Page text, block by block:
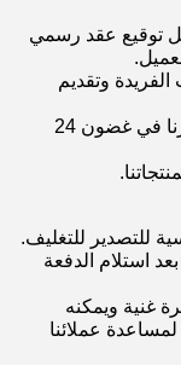
توقيع عقد رسمي
الفريدة وتقديم
نرد على الاستفسارات حول منتجاتنا أو أسعارنا في غضون 24
للتصدير للتغليف.
10-15 يوم عمل بعد استلام الدفعة
غنية ويمكنه
عملائنا